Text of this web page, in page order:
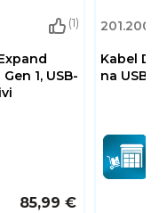
(1)
1, USB-
85,99 €
Kabel
na USB-C